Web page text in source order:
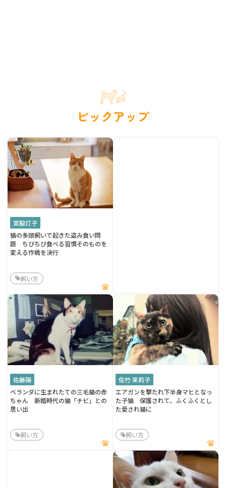
ピックアップ
宮脇灯子
猫の多頭飼いで起きた盗み食い問
題 ちびちび食べる習慣そのものを
変える作戦を決行
飼い方
佐藤陽
ベランダに生まれたての三毛猫の赤
ちゃん 新婚時代の猫「チビ」との
思い出
飼い方
佐竹 茉莉子
エアガンを撃たれ下半身マヒとなっ
た子猫 保護されて、ふくふくとし
た愛され猫に
飼い方